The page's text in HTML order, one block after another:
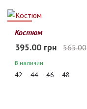
30%
Костюм
395.00 грн 565.00
В наличии
42 44 46 48